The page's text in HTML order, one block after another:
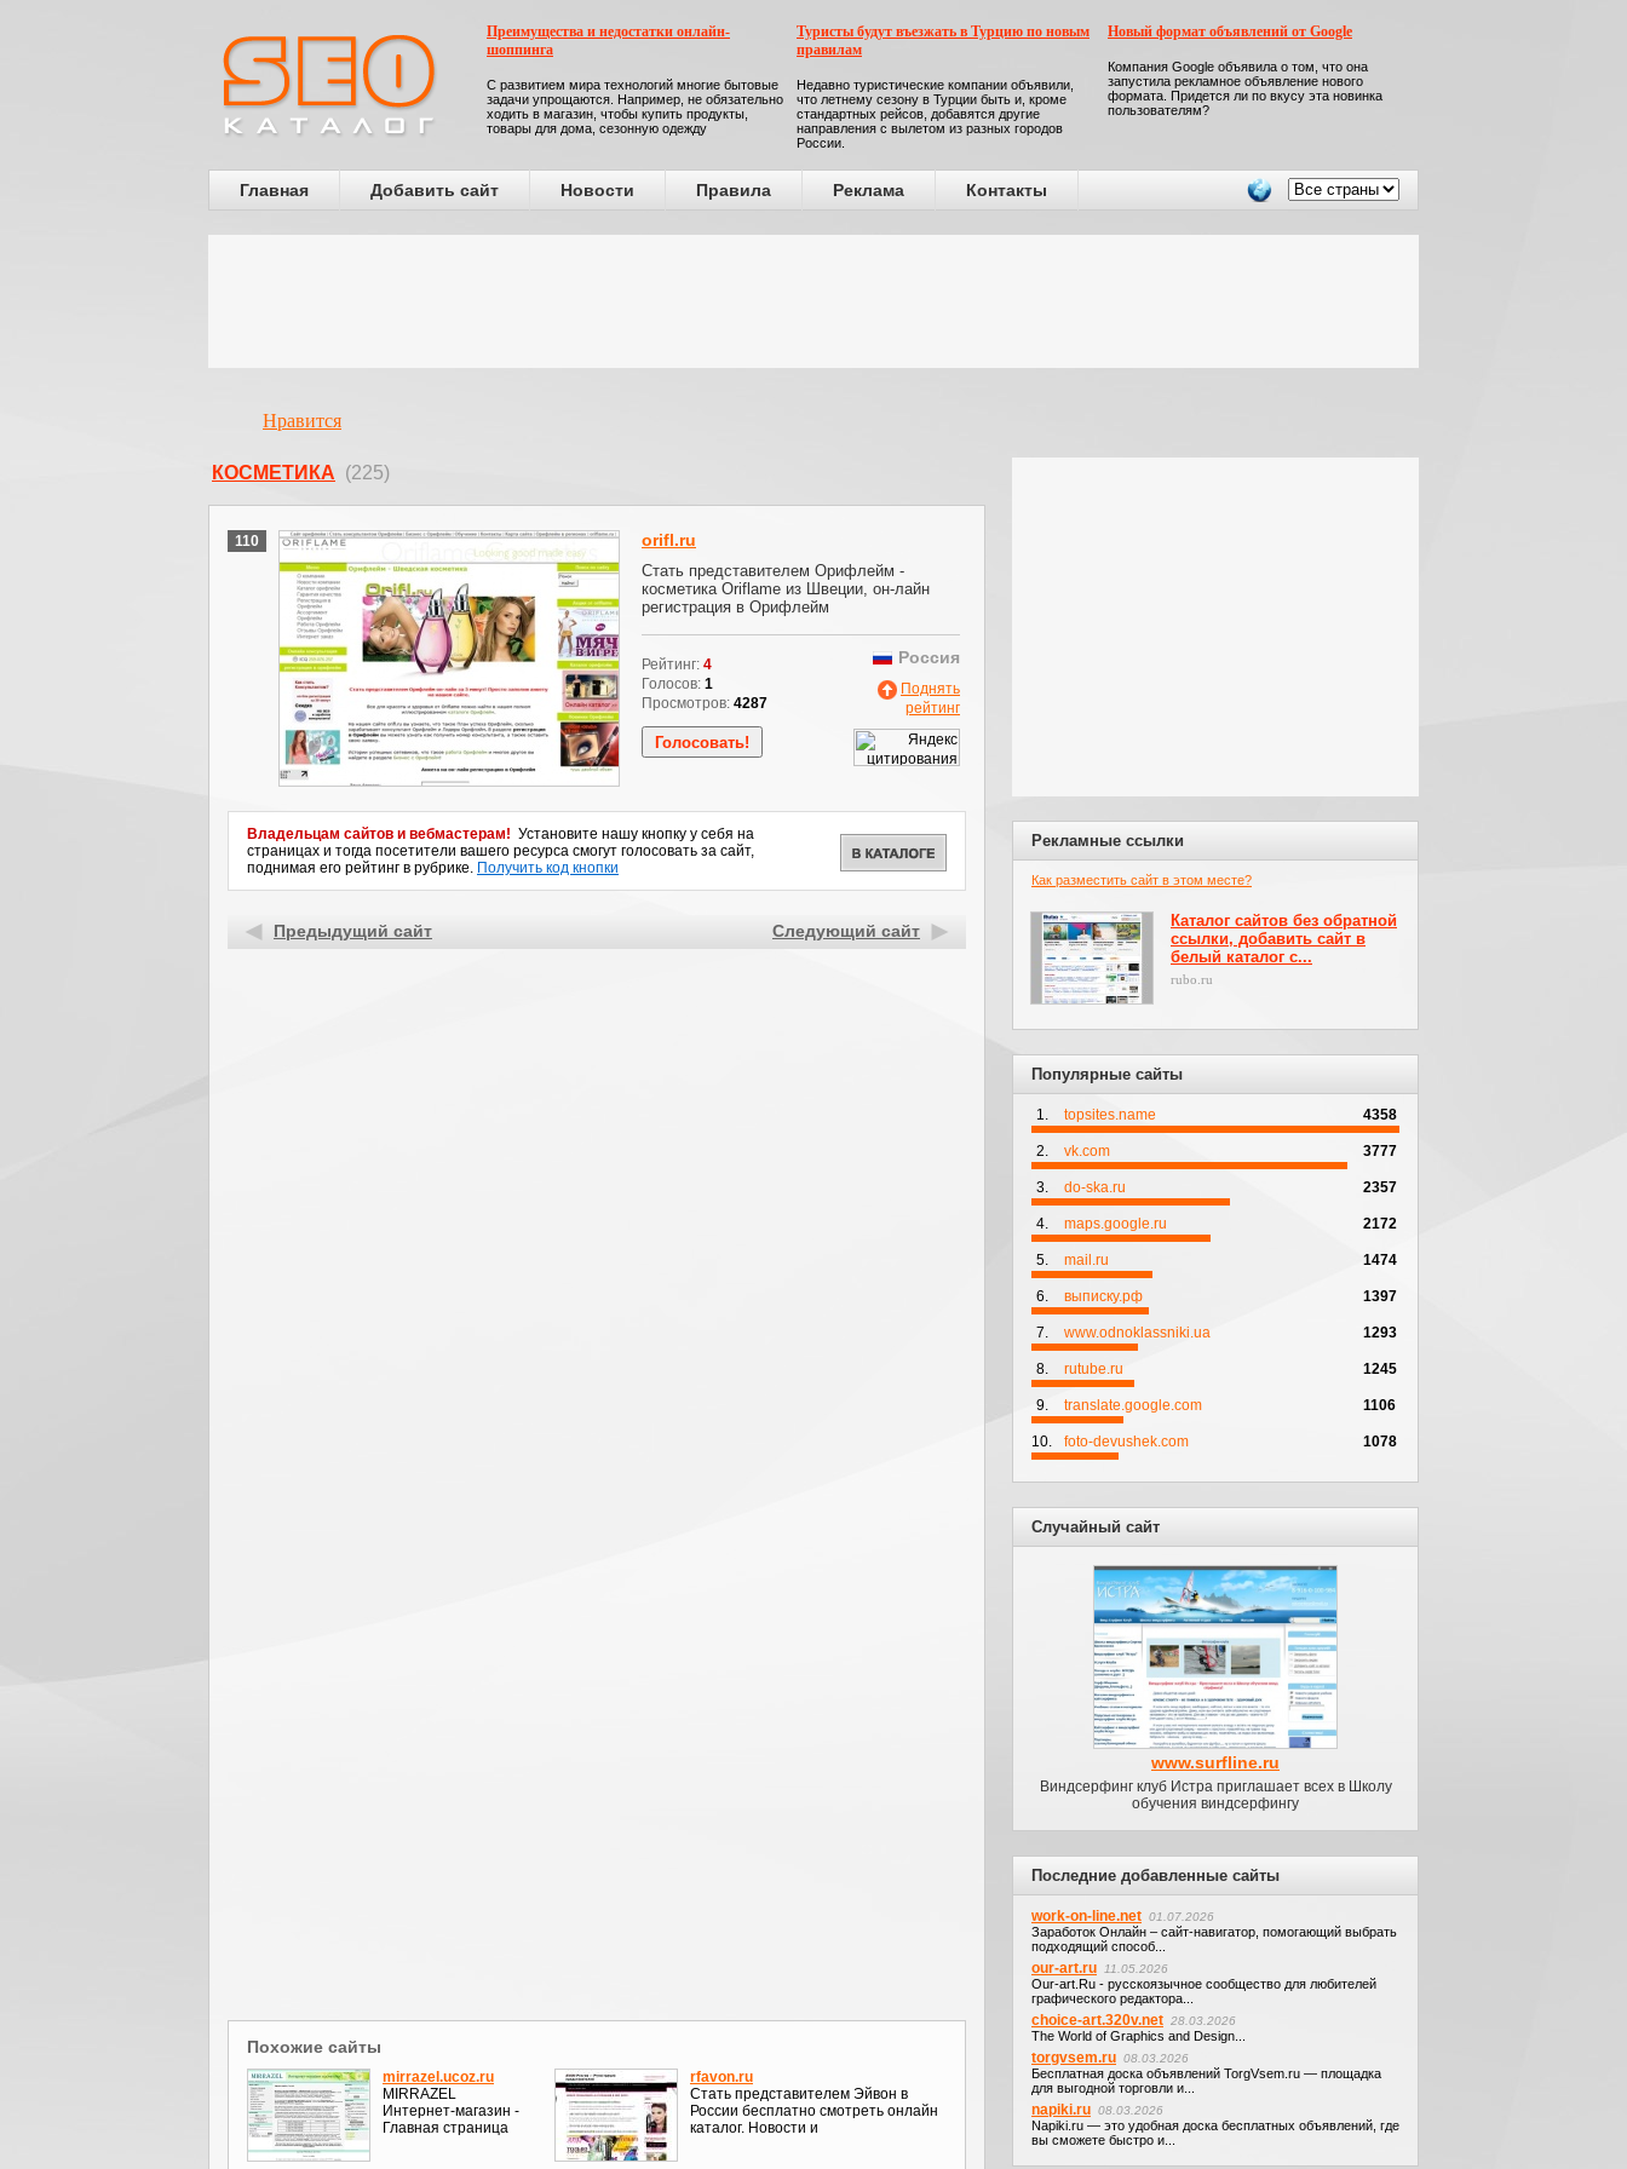
Преимущества и недостатки онлайн-
шоппинга
С развитием мира технологий многие бытовые
задачи упрощаются. Например, не обязательно
ходить в магазин, чтобы купить продукты,
товары для дома, сезонную одежду
Туристы будут въезжать в Турцию по новым
правилам
Недавно туристические компании объявили,
что летнему сезону в Турции быть и, кроме
стандартных рейсов, добавятся другие
направления с вылетом из разных городов
России.
Новый формат объявлений от Google
Компания Google объявила о том, что она
запустила рекламное объявление нового
формата. Придется ли по вкусу эта новинка
пользователям?
Главная Добавить сайт Новости Правила Реклама Контакты
Нравится
КОСМЕТИКА (225)
110 orifl.ru
Стать представителем Орифлейм -
косметика Oriflame из Швеции, он-лайн
регистрация в Орифлейм
Рейтинг: 4
Голосов: 1
Просмотров: 4287
Россия
Поднять
рейтинг
Владельцам сайтов и вебмастерам! Установите нашу кнопку у себя на
страницах и тогда посетители вашего ресурса смогут голосовать за сайт,
поднимая его рейтинг в рубрике. Получить код кнопки
Предыдущий сайт Следующий сайт
Похожие сайты
mirrazel.ucoz.ru
MIRRAZEL
Интернет-магазин -
Главная страница
rfavon.ru
Стать представителем Эйвон в
России бесплатно смотреть онлайн
каталог. Новости и
Рекламные ссылки
Как разместить сайт в этом месте?
Каталог сайтов без обратной
ссылки, добавить сайт в
белый каталог с...
rubo.ru
Популярные сайты
1. topsites.name 4358
2. vk.com 3777
3. do-ska.ru 2357
4. maps.google.ru 2172
5. mail.ru 1474
6. выписку.рф 1397
7. www.odnoklassniki.ua 1293
8. rutube.ru 1245
9. translate.google.com 1106
10. foto-devushek.com 1078
Случайный сайт
www.surfline.ru
Виндсерфинг клуб Истра приглашает всех в Школу
обучения виндсерфингу
Последние добавленные сайты
work-on-line.net 01.07.2026
Заработок Онлайн – сайт-навигатор, помогающий выбрать
подходящий способ...
our-art.ru 11.05.2026
Our-art.Ru - русскоязычное сообщество для любителей
графического редактора...
choice-art.320v.net 28.03.2026
The World of Graphics and Design...
torgvsem.ru 08.03.2026
Бесплатная доска объявлений TorgVsem.ru — площадка
для выгодной торговли и...
napiki.ru 08.03.2026
Napiki.ru — это удобная доска бесплатных объявлений, где
вы сможете быстро и...